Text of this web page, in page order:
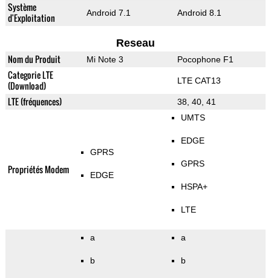
Système
d'Exploitation
Android 7.1 Android 8.1
Reseau
Nom du Produit Mi Note 3 Pocophone F1
Categorie LTE
(Download)
LTE CAT13
LTE (fréquences) 38, 40, 41
Propriétés Modem
GPRS
EDGE
UMTS
EDGE
GPRS
HSPA+
LTE
a
b
a
b